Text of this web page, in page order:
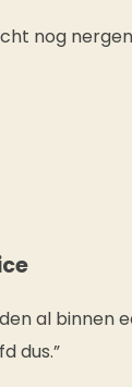
nog
al binnen
dus.”